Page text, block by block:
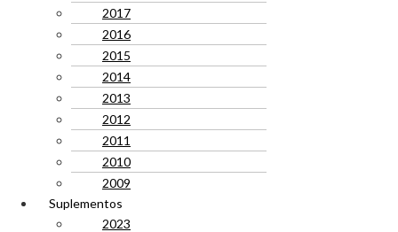
2017
2016
2015
2014
2013
2012
2011
2010
2009
Suplementos
2023